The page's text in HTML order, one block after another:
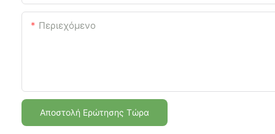
Περιεχόμενο
Αποστολή Ερώτησης Τώρα